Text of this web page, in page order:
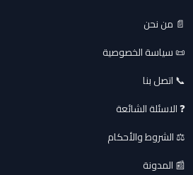
📄 من نحن
📜 سياسة الخصوصية
📞 اتصل بنا
❓ الاسئلة الشائعة
⚖️ الشروط والأحكام
📰 المدونة